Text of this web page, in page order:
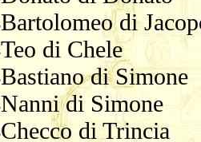
Bartolomeo di
Teo di Chele
Bastiano di Simone
Nanni di Simone
Checco di Trincia